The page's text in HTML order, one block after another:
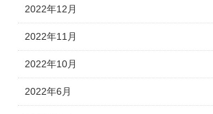
2022年12月
2022年11月
2022年10月
2022年6月